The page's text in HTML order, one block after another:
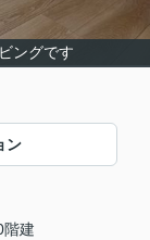
ングです
ン
階建